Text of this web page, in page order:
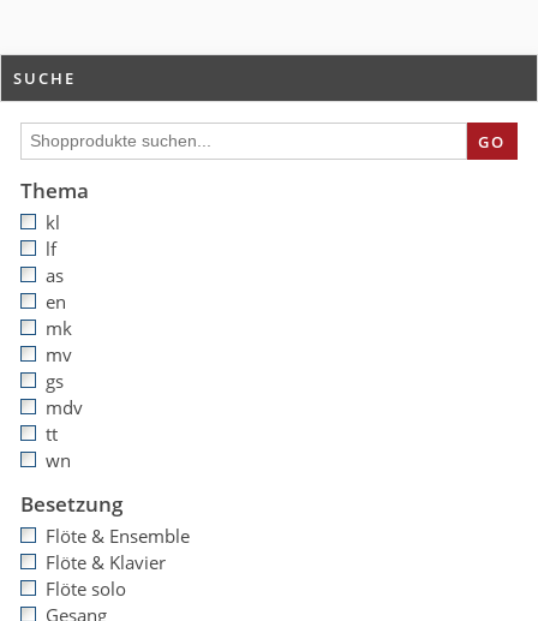
SUCHE
GO
Thema
kl
lf
as
en
mk
mv
gs
mdv
tt
wn
Besetzung
Flöte & Ensemble
Flöte & Klavier
Flöte solo
Gesang